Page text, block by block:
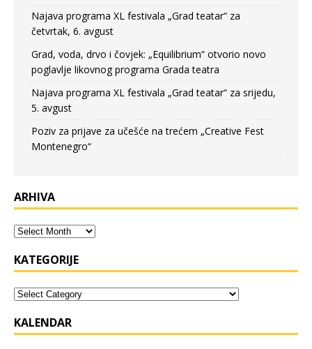
Najava programa XL festivala „Grad teatar“ za
četvrtak, 6. avgust
Grad, voda, drvo i čovjek: „Equilibrium“ otvorio novo
poglavlje likovnog programa Grada teatra
Najava programa XL festivala „Grad teatar“ za srijedu,
5. avgust
Poziv za prijave za učešće na trećem „Creative Fest
Montenegro“
ARHIVA
KATEGORIJE
KALENDAR